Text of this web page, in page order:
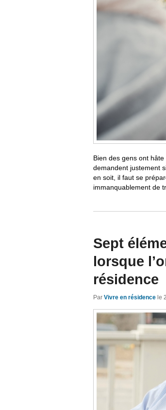
Bien des gens ont hâte
demandent justement
en soit, il faut se
immanquablement de
Sept
lorsque
résidence
Par Vivre en résidence le